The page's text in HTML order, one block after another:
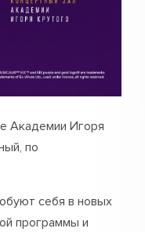
Академии Игоря
по
себя в новых
программы и